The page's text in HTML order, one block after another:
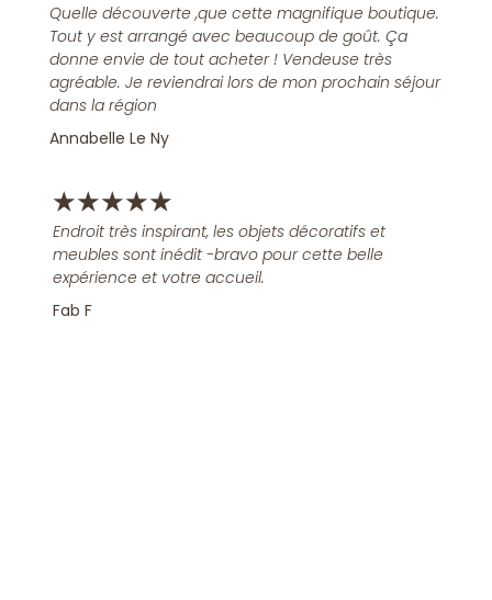
Quelle découverte ,que cette magnifique boutique.
Tout y est arrangé avec beaucoup de goût. Ça
donne envie de tout acheter ! Vendeuse très
agréable. Je reviendrai lors de mon prochain séjour
dans la région
Annabelle Le Ny
★★★★★
Endroit très inspirant, les objets décoratifs et
meubles sont inédit -bravo pour cette belle
expérience et votre accueil.
Fab F